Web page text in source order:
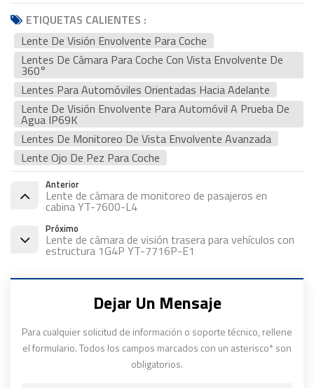
ETIQUETAS CALIENTES :
Lente De Visión Envolvente Para Coche
Lentes De Cámara Para Coche Con Vista Envolvente De
360°
Lentes Para Automóviles Orientadas Hacia Adelante
Lente De Visión Envolvente Para Automóvil A Prueba De
Agua IP69K
Lentes De Monitoreo De Vista Envolvente Avanzada
Lente Ojo De Pez Para Coche
Anterior
Lente de cámara de monitoreo de pasajeros en
cabina YT-7600-L4
Próximo
Lente de cámara de visión trasera para vehículos con
estructura 1G4P YT-7716P-E1
Dejar Un Mensaje
Para cualquier solicitud de información o soporte técnico, rellene
el formulario. Todos los campos marcados con un asterisco* son
obligatorios.